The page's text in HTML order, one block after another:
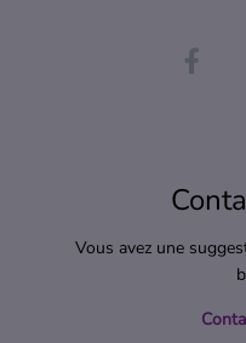
Vous avez une